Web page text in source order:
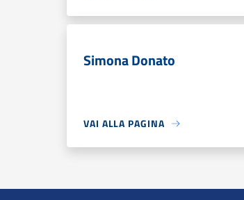
Simona Donato
VAI ALLA PAGINA